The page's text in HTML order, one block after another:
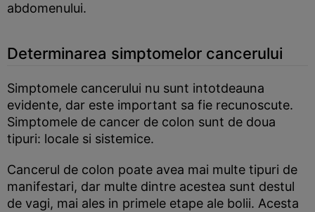
abdomenului.
Determinarea simptomelor cancerului
Simptomele cancerului nu sunt intotdeauna
evidente, dar este important sa fie recunoscute.
Simptomele de cancer de colon sunt de doua
tipuri: locale si sistemice.
Cancerul de colon poate avea mai multe tipuri de
manifestari, dar multe dintre acestea sunt destul
de vagi, mai ales in primele etape ale bolii. Acesta